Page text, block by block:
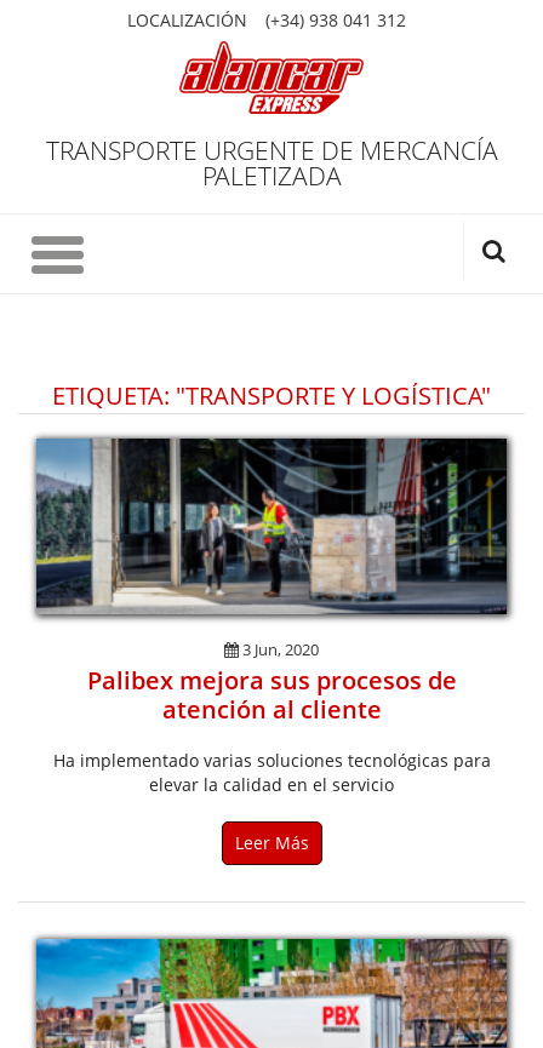
LOCALIZACIÓN (+34) 938 041 312
TRANSPORTE URGENTE DE MERCANCÍA
PALETIZADA
ETIQUETA: "TRANSPORTE Y LOGÍSTICA"
3 Jun, 2020
Palibex mejora sus procesos de
atención al cliente
Ha implementado varias soluciones tecnológicas para
elevar la calidad en el servicio
Leer Más